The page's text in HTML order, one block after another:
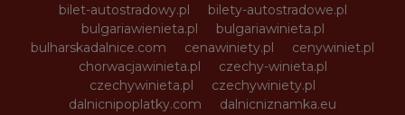
bilet-autostradowy.pl
bilety-autostradowe.pl
bulgariawienieta.pl
bulgariawinieta.pl
bulharskadalnice.com
cenawiniety.pl
cenywiniet.pl
chorwacjawinieta.pl
czechy-winieta.pl
czechywinieta.pl
czechywiniety.pl
dalnicnipoplatky.com
dalnicniznamka.eu